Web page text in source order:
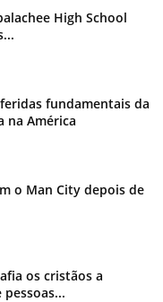
High School
fundamentais da
na América
o Man City depois de
os cristãos a